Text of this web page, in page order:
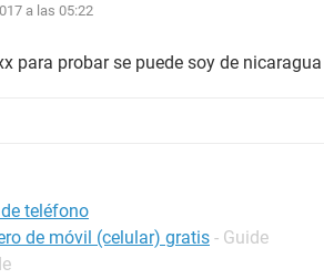
a las 05:22
para probar se puede soy de nicaragua
teléfono
de móvil (celular) gratis - Guide